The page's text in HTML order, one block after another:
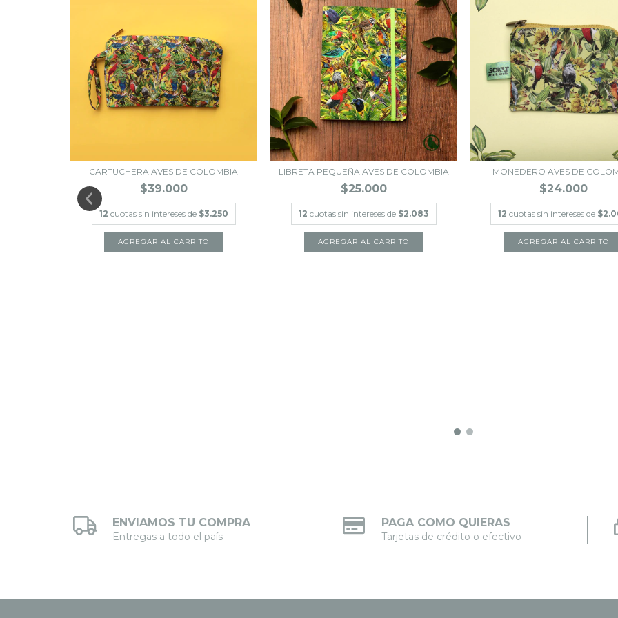
CARTUCHERA AVES DE COLOMBIA
$39.000
12 cuotas sin intereses de $3.250
LIBRETA PEQUEÑA AVES DE COLOMBIA
$25.000
12 cuotas sin intereses de $2.083
MONEDERO AVES DE
$24.000
12 cuotas sin intereses de
ENVIAMOS TU COMPRA
Entregas a todo el país
PAGA COMO QUIERAS
Tarjetas de crédito o efectivo